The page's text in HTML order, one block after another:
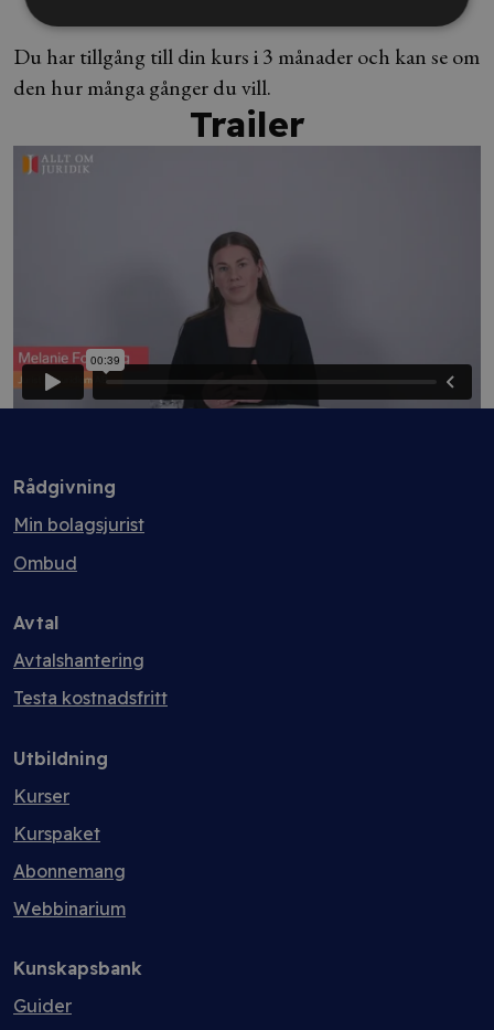
Du har tillgång till din kurs i 3 månader och kan se om
den hur många gånger du vill.
Trailer
Rådgivning
Min bolagsjurist
Ombud
Avtal
Avtalshantering
Testa kostnadsfritt
Utbildning
Kurser
Kurspaket
Abonnemang
Webbinarium
Kunskapsbank
Guider